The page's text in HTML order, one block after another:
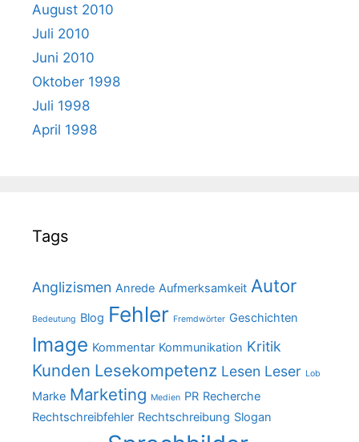
August 2010
Juli 2010
Juni 2010
Oktober 1998
Juli 1998
April 1998
Tags
Anglizismen Anrede Aufmerksamkeit Autor
Bedeutung Blog Fehler Fremdwörter Geschichten
Image Kommentar Kommunikation Kritik
Kunden Lesekompetenz Lesen Leser Lob
Marke Marketing Medien PR Recherche
Rechtschreibfehler Rechtschreibung Slogan